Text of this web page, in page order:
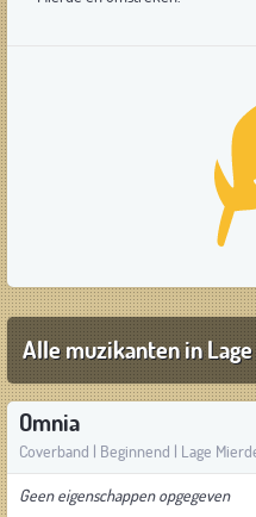
Alle muzikanten in
Omnia
Coverband | Beginnend | Lage
Geen eigenschappen opgegeven